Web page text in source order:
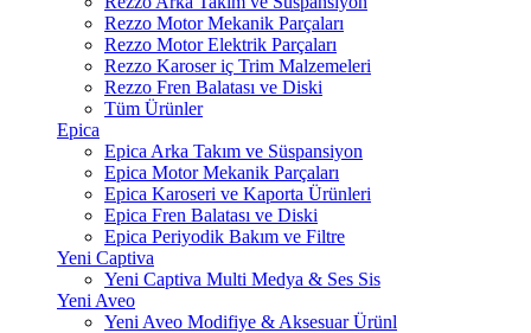
Rezzo Motor Mekanik Parçaları
Rezzo Motor Elektrik Parçaları
Rezzo Karoser iç Trim Malzemeleri
Rezzo Fren Balatası ve Diski
Tüm Ürünler
Epica
Epica Arka Takım ve Süspansiyon
Epica Motor Mekanik Parçaları
Epica Karoseri ve Kaporta Ürünleri
Epica Fren Balatası ve Diski
Epica Periyodik Bakım ve Filtre
Yeni Captiva
Yeni Captiva Multi Medya & Ses Sis
Yeni Aveo
Yeni Aveo Modifiye & Aksesuar Ürünl